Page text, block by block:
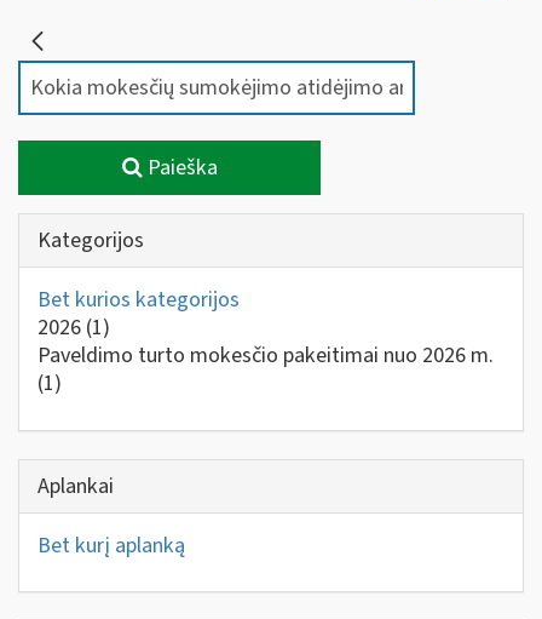
Paieška
Kategorijos
Bet kurios kategorijos
2026 (1)
Paveldimo turto mokesčio pakeitimai nuo 2026 m.
(1)
Aplankai
Bet kurį aplanką